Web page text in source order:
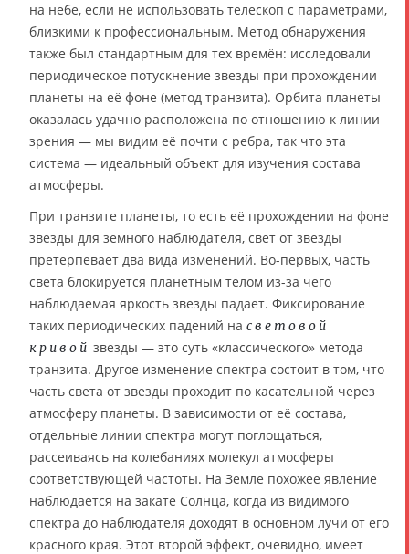
на небе, если не использовать телескоп с параметрами,
близкими к профессиональным. Метод обнаружения
также был стандартным для тех времён: исследовали
периодическое потускнение звезды при прохождении
планеты на её фоне (метод транзита). Орбита планеты
оказалась удачно расположена по отношению к линии
зрения — мы видим её почти с ребра, так что эта
система — идеальный объект для изучения состава
атмосферы.
При транзите планеты, то есть её прохождении на фоне
звезды для земного наблюдателя, свет от звезды
претерпевает два вида изменений. Во-первых, часть
света блокируется планетным телом из-за чего
наблюдаемая яркость звезды падает. Фиксирование
таких периодических падений на световой
кривой звезды — это суть «классического» метода
транзита. Другое изменение спектра состоит в том, что
часть света от звезды проходит по касательной через
атмосферу планеты. В зависимости от её состава,
отдельные линии спектра могут поглощаться,
рассеиваясь на колебаниях молекул атмосферы
соответствующей частоты. На Земле похожее явление
наблюдается на закате Солнца, когда из видимого
спектра до наблюдателя доходят в основном лучи от его
красного края. Этот второй эффект, очевидно, имеет